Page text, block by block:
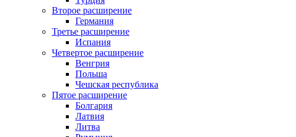
Второе расширение
Германия
Третье расширение
Испания
Четвертое расширение
Венгрия
Польша
Чешская республика
Пятое расширение
Болгария
Латвия
Литва